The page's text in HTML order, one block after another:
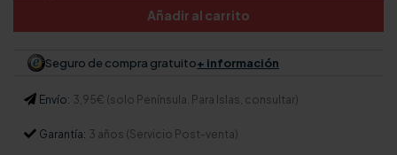
Añadir al carrito
Seguro de compra gratuito+ información
Envío: 3,95€ (solo Península. Para Islas, consultar)
Garantía: 3 años (Servicio Post-venta)